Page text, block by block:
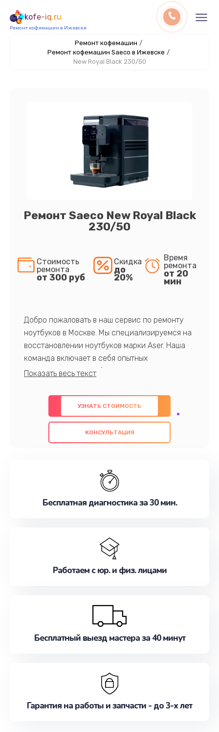
kofe-iq.ru
Ремонт кофемашин в Ижевске
Ремонт кофемашин /
Ремонт кофемашин Saeco в Ижевске /
New Royal Black 230/50
Ремонт Saeco New Royal Black
230/50
Стоимость
ремонта
от 300 руб
Скидка
до
20%
Время
ремонта
от 20
мин
Добро пожаловать в наш сервис по ремонту
ноутбуков в Москве. Мы специализируемся на
восстановлении ноутбуков марки Aser. Наша
команда включает в себя опытных
профессионалов с обширными знаниями и
предлагаем быстрый и качественный ремонт с
использованием оригинальных компонентов, а
также гарантируем качество всех
проведенных работ. Наша цель - предоставить
наилучшим образом. Не медлите записаться на
УЗНАТЬ СТОИМОСТЬ
КОНСУЛЬТАЦИЯ
Бесплатная диагностика за 30 мин.
Работаем с юр. и физ. лицами
Бесплатный выезд мастера за 40 минут
Гарантия на работы и запчасти - до 3-х лет